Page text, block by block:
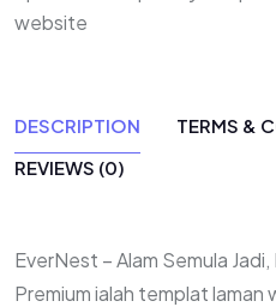
website
DESCRIPTION
TERMS &
REVIEWS (0)
EverNest – Alam Semula
Premium ialah templat